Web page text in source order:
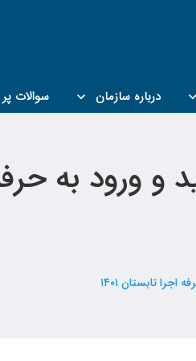
درباره سازمان سوالات پر
و ورود به
تابستان ۱۴۰۱